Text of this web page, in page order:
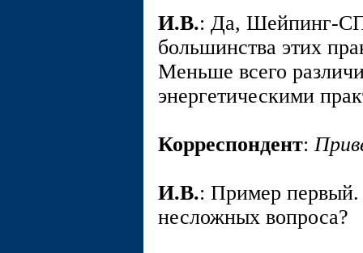
И.В.: Да, Шейпинг-
большинства этих
Меньше всего
энергетическими
Корреспондент:
И.В.: Пример первый.
несложных вопроса?